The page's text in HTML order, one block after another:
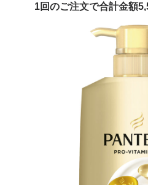
1回のご注文で合計金額